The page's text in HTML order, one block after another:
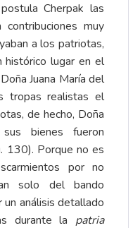
Cherpak las
muy
a los patriotas,
histórico lugar en el
Juana María del
tropas realistas el
de hecho, Doña
bienes fueron
130). Porque no es
por no
solo del bando
un análisis detallado
durante la patria